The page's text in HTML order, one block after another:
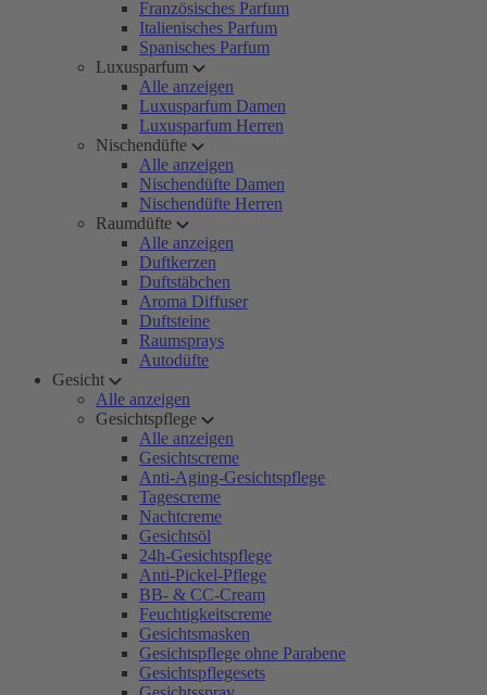
Französisches Parfum
Italienisches Parfum
Spanisches Parfum
Luxusparfum
Alle anzeigen
Luxusparfum Damen
Luxusparfum Herren
Nischendüfte
Alle anzeigen
Nischendüfte Damen
Nischendüfte Herren
Raumdüfte
Alle anzeigen
Duftkerzen
Duftstäbchen
Aroma Diffuser
Duftsteine
Raumsprays
Autodüfte
Gesicht
Alle anzeigen
Gesichtspflege
Alle anzeigen
Gesichtscreme
Anti-Aging-Gesichtspflege
Tagescreme
Nachtcreme
Gesichtsöl
24h-Gesichtspflege
Anti-Pickel-Pflege
BB- & CC-Cream
Feuchtigkeitscreme
Gesichtsmasken
Gesichtspflege ohne Parabene
Gesichtspflegesets